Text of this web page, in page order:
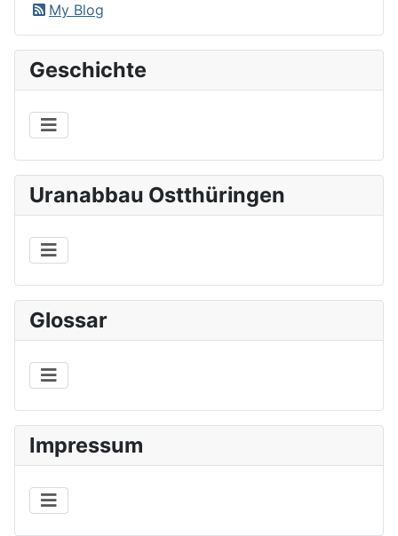
My Blog
Geschichte
Uranabbau Ostthüringen
Glossar
Impressum